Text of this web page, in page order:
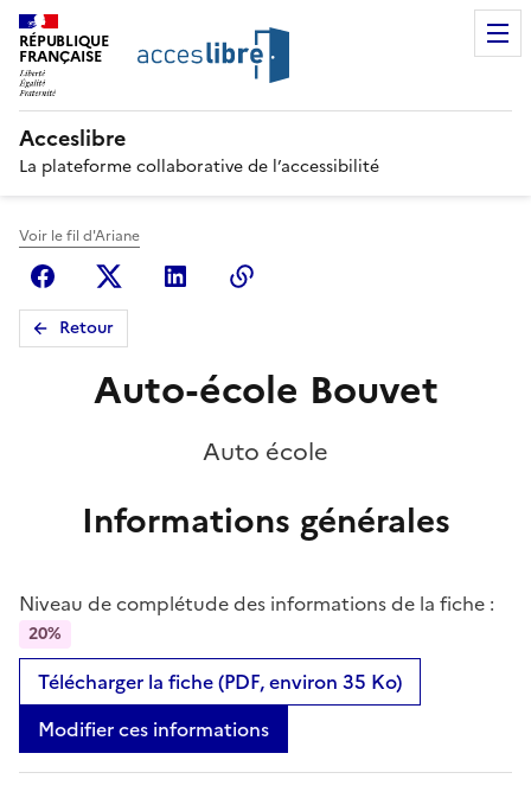
RÉPUBLIQUE
FRANÇAISE
Acceslibre
La plateforme collaborative de l’accessibilité
Voir le fil d'Ariane
FacebookX (anciennement Twitter)
Linkedin
Retour
Auto-école Bouvet
Auto école
Informations générales
Niveau de complétude des informations de la fiche :
20%
Télécharger la fiche (PDF, environ 35 Ko)
Modifier ces informations